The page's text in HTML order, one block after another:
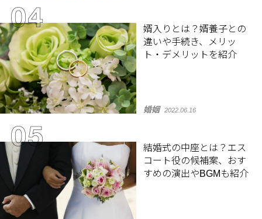
婿入りとは？婿養子との
違いや手続き、メリッ
ト・デメリットを紹介
婚姻 2022.06.16
結婚式の中座とは？エス
コート役の候補案、おす
すめの演出やBGMも紹介